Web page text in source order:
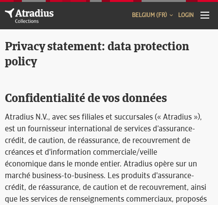
LOGIN
BELGIUM (FR)
Privacy statement: data protection
policy
Confidentialité de vos données
Atradius N.V., avec ses filiales et succursales (« Atradius »),
est un fournisseur international de services d’assurance-
crédit, de caution, de réassurance, de recouvrement de
créances et d'information commerciale/veille
économique dans le monde entier. Atradius opère sur un
marché business-to-business. Les produits d'assurance-
crédit, de réassurance, de caution et de recouvrement, ainsi
que les services de renseignements commerciaux, proposés